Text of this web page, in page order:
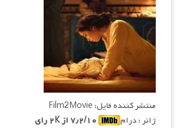
منتشر کننده فایل: Film2Movie
ژانر : درام